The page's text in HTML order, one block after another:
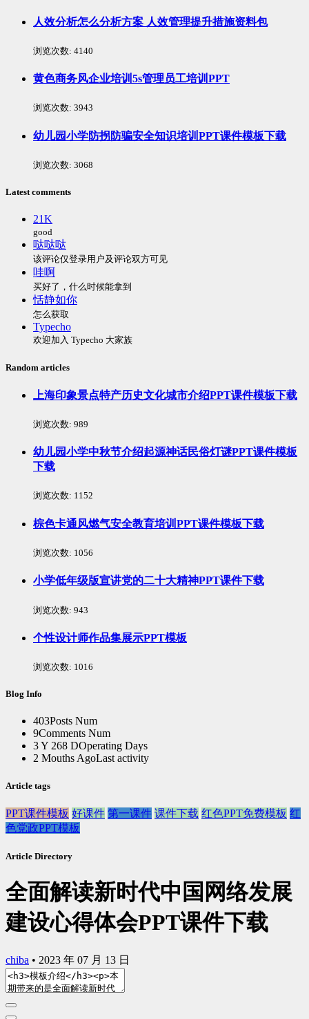
人效分析怎么分析方案 人效管理提升措施资料包
浏览次数: 4140
黄色商务风企业培训5s管理员工培训PPT
浏览次数: 3943
幼儿园小学防拐防骗安全知识培训PPT课件模板下载
浏览次数: 3068
Latest comments
21K
good
哒哒哒
该评论仅登录用户及评论双方可见
哇啊
买好了，什么时候能拿到
恬静如你
怎么获取
Typecho
欢迎加入 Typecho 大家族
Random articles
上海印象景点特产历史文化城市介绍PPT课件模板下载
浏览次数: 989
幼儿园小学中秋节介绍起源神话民俗灯谜PPT课件模板
下载
浏览次数: 1152
棕色卡通风燃气安全教育培训PPT课件模板下载
浏览次数: 1056
小学低年级版宣讲党的二十大精神PPT课件下载
浏览次数: 943
个性设计师作品集展示PPT模板
浏览次数: 1016
Blog Info
403Posts Num
9Comments Num
3 Y 268 DOperating Days
2 Mouths AgoLast activity
Article tags
PPT课件模板 好课件 第一课件 课件下载 红色PPT免费模板 红
色党政PPT模板
Article Directory
全面解读新时代中国网络发展
建设心得体会PPT课件下载
chiba • 2023 年 07 月 13 日